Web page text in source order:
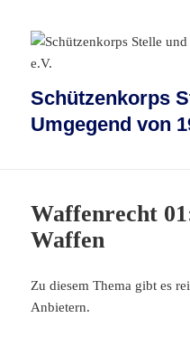
Schützenkorps
Umgegend von
Waffenrecht
Waffen
Zu diesem Thema gibt es
Anbietern.